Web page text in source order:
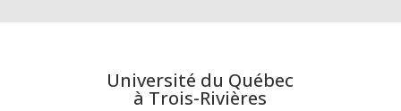
Université du Québec
à Trois-Rivières